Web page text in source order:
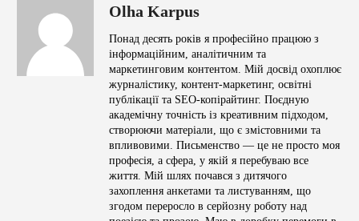
Olha Karpus
Понад десять років я професійно працюю з
інформаційним, аналітичним та
маркетинговим контентом. Мій досвід охоплює
журналістику, контент-маркетинг, освітні
публікації та SEO-копірайтинг. Поєдную
академічну точність із креативним підходом,
створюючи матеріали, що є змістовними та
впливовими. Письменство — це не просто моя
професія, а сфера, у якій я перебуваю все
життя. Мій шлях почався з дитячого
захоплення анкетами та листуванням, що
згодом переросло в серйозну роботу над